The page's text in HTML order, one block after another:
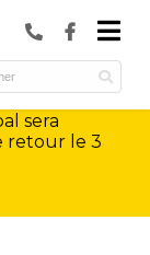
sera
retour le 3